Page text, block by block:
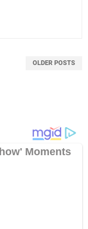
OLDER POSTS